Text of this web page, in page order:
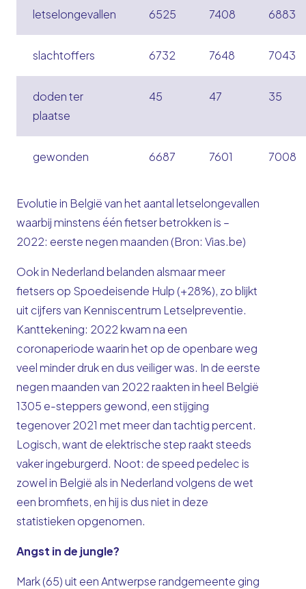
letselongevallen 6525 7408 6883
slachtoffers 6732 7648 7043
doden ter
plaatse
45 47 35
gewonden 6687 7601 7008
Evolutie in België van het aantal letselongevallen
waarbij minstens één fietser betrokken is –
2022: eerste negen maanden (Bron: Vias.be)
Ook in Nederland belanden alsmaar meer
fietsers op Spoedeisende Hulp (+28%), zo blijkt
uit cijfers van Kenniscentrum Letselpreventie.
Kanttekening: 2022 kwam na een
coronaperiode waarin het op de openbare weg
veel minder druk en dus veiliger was. In de eerste
negen maanden van 2022 raakten in heel België
1305 e-steppers gewond, een stijging
tegenover 2021 met meer dan tachtig percent.
Logisch, want de elektrische step raakt steeds
vaker ingeburgerd. Noot: de speed pedelec is
zowel in België als in Nederland volgens de wet
een bromfiets, en hij is dus niet in deze
statistieken opgenomen.
Angst in de jungle?
Mark (65) uit een Antwerpse randgemeente ging